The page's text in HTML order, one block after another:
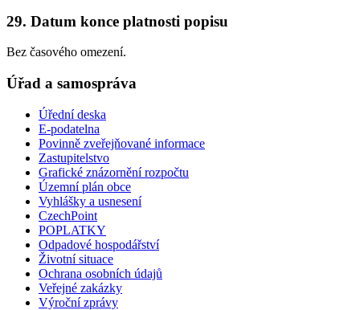
29. Datum konce platnosti popisu
Bez časového omezení.
Úřad a samospráva
Úřední deska
E-podatelna
Povinně zveřejňované informace
Zastupitelstvo
Grafické znázornění rozpočtu
Územní plán obce
Vyhlášky a usnesení
CzechPoint
POPLATKY
Odpadové hospodářství
Životní situace
Ochrana osobních údajů
Veřejné zakázky
Výroční zprávy